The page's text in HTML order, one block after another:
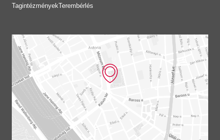
TagintézményekTerembérlés